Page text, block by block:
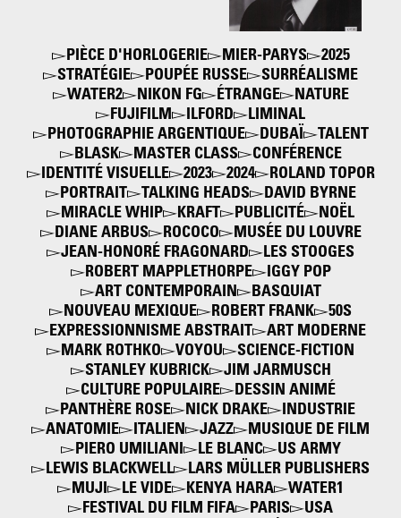
PIÈCE D'HORLOGERIE MIER-PARYS
2025
STRATÉGIE
POUPÉE RUSSE
SURRÉALISME
WATER2
NIKON FG ÉTRANGE
NATURE
FUJIFILM
ILFORD
LIMINAL
PHOTOGRAPHIE ARGENTIQUE
DUBAÏ
TALENT
BLASK
MASTER CLASS
CONFÉRENCE
IDENTITÉ VISUELLE
2023 2024
ROLAND TOPOR
PORTRAIT
TALKING HEADS
DAVID BYRNE
MIRACLE WHIP
KRAFT PUBLICITÉ
NOËL
DIANE ARBUS
ROCOCO
MUSÉE DU LOUVRE
JEAN-HONORÉ FRAGONARD
LES STOOGES
ROBERT MAPPLETHORPE
IGGY POP
ART CONTEMPORAIN
BASQUIAT
NOUVEAU MEXIQUE
ROBERT FRANK
50S
EXPRESSIONNISME ABSTRAIT
ART MODERNE
MARK ROTHKO
VOYOU
SCIENCE-FICTION
STANLEY KUBRICK
JIM JARMUSCH
CULTURE POPULAIRE
DESSIN ANIMÉ
PANTHÈRE ROSE
NICK DRAKE
INDUSTRIE
ANATOMIE
ITALIEN JAZZ
MUSIQUE DE FILM
PIERO UMILIANI
LE BLANC
US ARMY
LEWIS BLACKWELL
LARS MÜLLER PUBLISHERS
MUJI
LE VIDE KENYA HARA
WATER1
FESTIVAL DU FILM FIFA
PARIS
USA